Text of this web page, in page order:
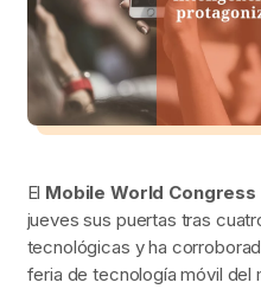
El Mobile World Congress
jueves sus puertas tras
tecnológicas y ha
feria de tecnología móvil del